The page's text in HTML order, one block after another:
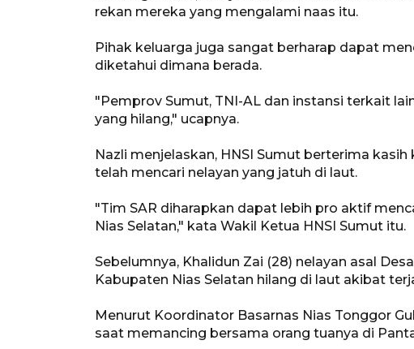
rekan mereka yang mengalami naas itu.
Pihak keluarga juga sangat berharap dapat
diketahui dimana berada.
"Pemprov Sumut, TNI-AL dan instansi terkait
yang hilang," ucapnya.
Nazli menjelaskan, HNSI Sumut berterima
telah mencari nelayan yang jatuh di laut.
"Tim SAR diharapkan dapat lebih pro aktif
Nias Selatan," kata Wakil Ketua HNSI Sumut itu.
Sebelumnya, Khalidun Zai (28) nelayan asal
Kabupaten Nias Selatan hilang di laut akibat
Menurut Koordinator Basarnas Nias Tonggor
saat memancing bersama orang tuanya di